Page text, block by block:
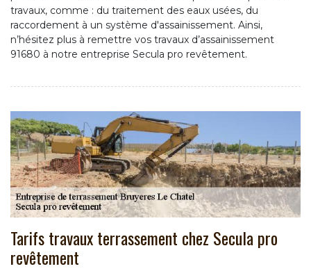
travaux, comme : du traitement des eaux usées, du
raccordement à un système d'assainissement. Ainsi,
n’hésitez plus à remettre vos travaux d’assainissement
91680 à notre entreprise Secula pro revêtement.
Tarifs travaux terrassement chez Secula pro
revêtement